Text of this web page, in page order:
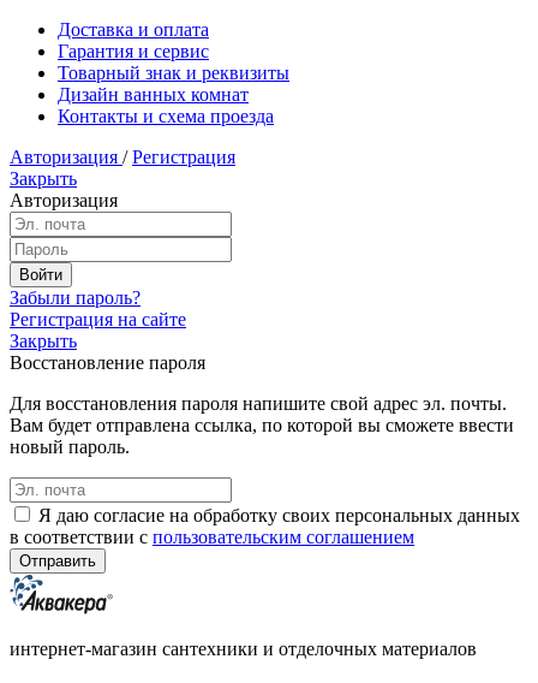
Доставка и оплата
Гарантия и сервис
Товарный знак и реквизиты
Дизайн ванных комнат
Контакты и схема проезда
Авторизация / Регистрация
Закрыть
Авторизация
Забыли пароль?
Регистрация на сайте
Закрыть
Восстановление пароля
Для восстановления пароля напишите свой адрес эл. почты.
Вам будет отправлена ссылка, по которой вы сможете ввести
новый пароль.
Я даю согласие на обработку своих персональных данных
в соответствии с пользовательским соглашением
интернет-магазин сантехники и отделочных материалов